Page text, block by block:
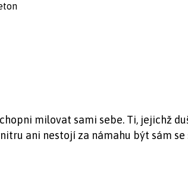
milovat sami sebe. Ti, jejichž
ani nestojí za námahu být sám